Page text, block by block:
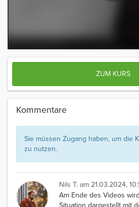
ZUM KURS
Kommentare
Sie müssen Zugang haben, um die
zu nutzen.
Nils T. am 21.03.2024,
Am Ende des Videos
Situation dargestellt mit